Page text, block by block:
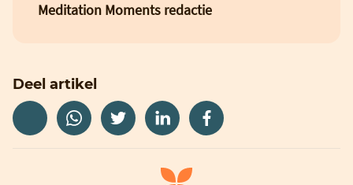
Meditation Moments redactie
Deel artikel